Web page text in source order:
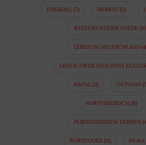
FUSSBALL (7) HERBST(5)
KULTURUNTERSCHIEDE
LEBEN IN DEUTSCHLAND
LEBEN ZWISCHEN ZWEI
NATAL(3) OUTONO
PORTUGIESISCH (8)
PORTUGIESISCH LERNEN
PORTUGUÊS (11) PRAIA